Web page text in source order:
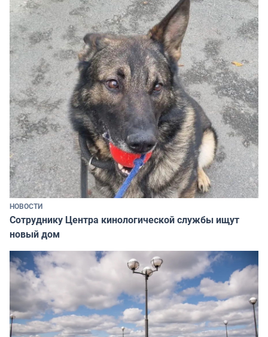
НОВОСТИ
Сотруднику Центра кинологической службы ищут
новый дом